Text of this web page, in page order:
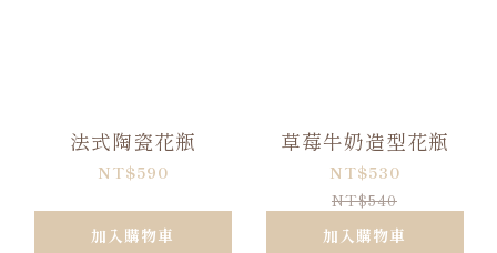
法式陶瓷花瓶
NT$590
加入購物車
草莓牛奶造型花瓶
NT$530
NT$540
加入購物車